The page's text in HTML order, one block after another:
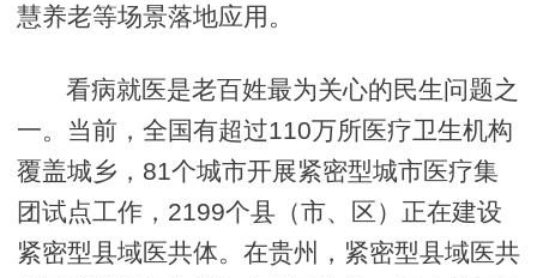
慧养老等场景落地应用。
看病就医是老百姓最为关心的民生问题之
一。当前，全国有超过110万所医疗卫生机构
覆盖城乡，81个城市开展紧密型城市医疗集
团试点工作，2199个县（市、区）正在建设
紧密型县域医共体。在贵州，紧密型县域医共